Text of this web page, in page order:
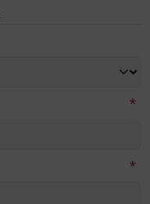
*
*